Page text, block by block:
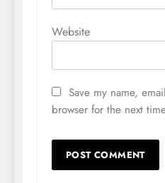
Website
Save my name,
browser for the next